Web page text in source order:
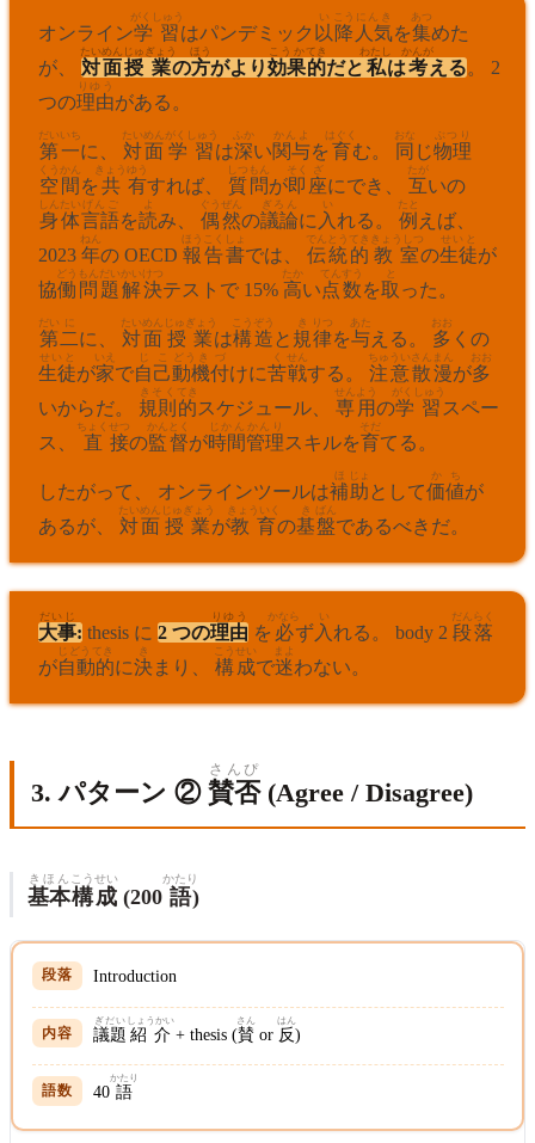
オンライン学習
がくしゅう
はパンデミック 以
い
降
こう
人気
にんき
を集
あつ
めた
が、 対面
たいめん
授
じゅ
業
ぎょう
の方
ほう
がより効果
こうか
的
てき
だと 私
わたし
は考
かんが
える。 2
つの理由
りゆう
がある。
第
だい
一
いち
に、 対面
たいめん
学習
がくしゅう
は深
ふか
い関与
かんよ
を 育
はぐく
む。 同
おな
じ物理
ぶつり
空間
くうかん
を 共
きょう
有
ゆう
すれば、 質問
しつもん
が即
そく
座
ざ
にでき、 互
たが
いの
身体
しんたい
言語
げんご
を読
よ
み、 偶
ぐう
然
ぜん
の議論
ぎろん
に 入
い
れる。 例
たと
えば、
2023 年
ねん
の OECD 報告
ほうこく
書
しょ
では、 伝
でん
統
とう
的
てき
教室
きょうしつ
の生徒
せいと
が
協働
どう
問題
もんだい
解決
かいけつ
テストで 15% 高
たか
い点数
てんすう
を取
と
った。
第
だい
二
に
に、 対面
たいめん
授業
じゅぎょう
は構造
こうぞう
と 規
き
律
りつ
を与
あた
える。 多
おお
くの
生徒
せいと
が家
いえ
で自己
じこ
動機
どうき
付
づ
けに苦
く
戦
せん
する。 注意
ちゅうい
散漫
さんまん
が多
おお
いからだ。 規則
きそく
的
てき
スケジュール、 専
せん
用
よう
の学習
がくしゅう
スペー
ス、
直
ちょく
接
せつ
の監
かん
督
とく
が時間
じかん
管理
かんり
スキルを育
そだ
てる。
したがって、 オンラインツールは補
ほ
助
じょ
として価
か
値
ち
が
あるが、 対面
たいめん
授業
じゅぎょう
が教育
きょういく
の基
き
盤
ばん
であるべきだ。
大事
だいじ
: thesis に 2 つの理由
りゆう
を 必
かなら
ず入
い
れる。 body 2 段落
だんらく
が自動的
じどうてき
に決
き
まり、 構成
こうせい
で迷
まよ
わない。
3. パターン ② 賛否
さんぴ
(Agree / Disagree)
基本
きほん
構成
こうせい
(200 語
かたり
)
Introduction
議題
ぎだい
紹介
しょうかい
+ thesis (賛
さん
or 反
はん
)
40 語
かたり